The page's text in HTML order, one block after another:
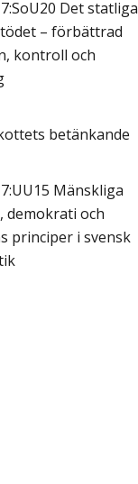
Det statliga
– förbättrad
kontroll och
betänkande
Mänskliga
demokrati och
principer i svensk